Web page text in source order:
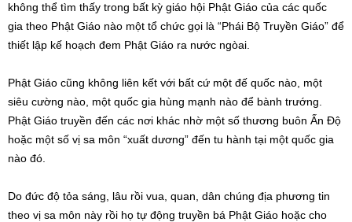
không thể tìm thấy trong bất kỳ giáo hội Phật Giáo của các quốc
gia theo Phật Giáo nào một tổ chức gọi là “Phái Bộ Truyền Giáo” để
thiết lập kế hoạch đem Phật Giáo ra nước ngòai.
Phật Giáo cũng không liên kết với bất cứ một đế quốc nào, một
siêu cường nào, một quốc gia hùng mạnh nào để bành trướng.
Phật Giáo truyền đến các nơi khác nhờ một số thương buôn Ấn Độ
hoặc một số vị sa môn “xuất dương” đến tu hành tại một quốc gia
nào đó.
Do đức độ tỏa sáng, lâu rồi vua, quan, dân chúng địa phương tin
theo vị sa môn này rồi họ tự động truyền bá Phật Giáo hoặc cho